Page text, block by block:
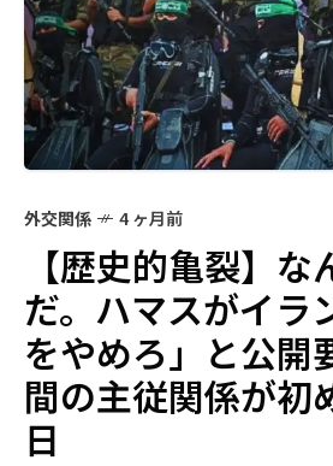
外交関係 4 ヶ月前
【歴史的亀裂】な
だ。ハマスがイラ
をやめろ」と公
間の主従関係が初
日